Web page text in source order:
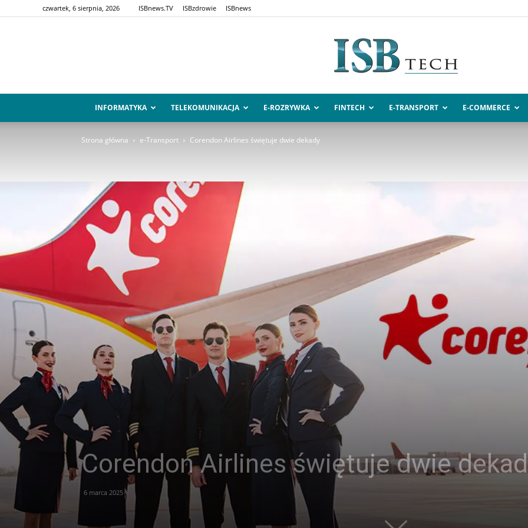
czwartek, 6 sierpnia, 2026 ISBnews.TV ISBzdrowie ISBnews
ISBtech.pl
INFORMATYKA TELEKOMUNIKACJA E-ROZRYWKA FINTECH E-TRANSPORT E-COMMERCE
Strona główna e-Transport Corendon Airlines świętuje dwie dekady
Corendon Airlines świętuje dwie
6 marca 2025